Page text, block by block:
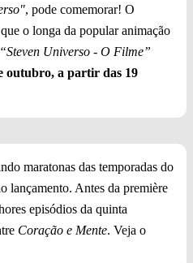
, pode comemorar! O
o longa da popular animação
“Steven Universo - O Filme”
outubro, a partir das 19
maratonas das temporadas do
lançamento. Antes da première
episódios da quinta
Coração e Mente. Veja o